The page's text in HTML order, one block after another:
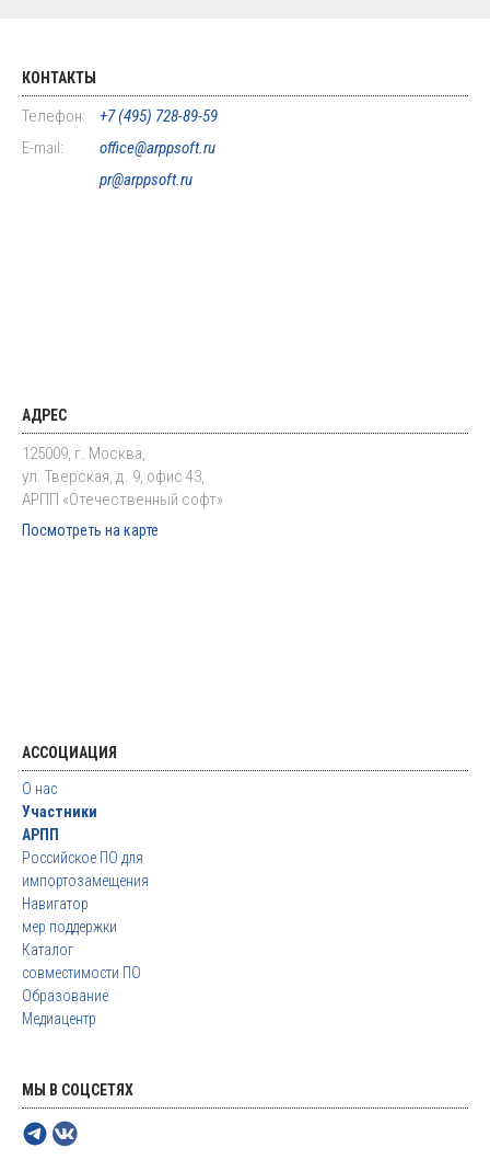
КОНТАКТЫ
Телефон:
+7 (495) 728-89-59
E-mail:
office@arppsoft.ru
pr@arppsoft.ru
АДРЕС
125009, г. Москва,
ул. Тверская, д. 9, офис 43,
АРПП «Отечественный софт»
Посмотреть на карте
АССОЦИАЦИЯ
О нас
Участники
АРПП
Российское ПО для
импортозамещения
Навигатор
мер поддержки
Каталог
совместимости ПО
Образование
Медиацентр
МЫ В СОЦСЕТЯХ